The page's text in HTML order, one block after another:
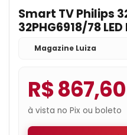
Smart TV Philips
32PHG6918/78
3X HDMI 2X USB
Magazine Luiza
R$ 867,60
à vista no Pix ou boleto